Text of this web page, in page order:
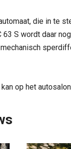
die in te
S wordt daar
op het